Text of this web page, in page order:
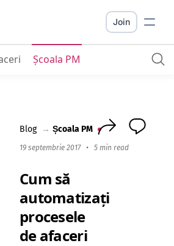
Cum să automatizați procesele de afaceri
Join
Școala PM
Blog → Școala PM
19 septembrie 2017 • 5 min read
Cum să
automatizați
procesele
de afaceri